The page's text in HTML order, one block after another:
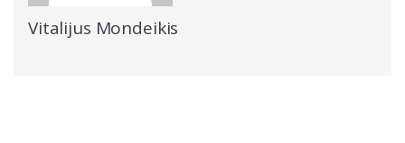
Vitalijus Mondeikis